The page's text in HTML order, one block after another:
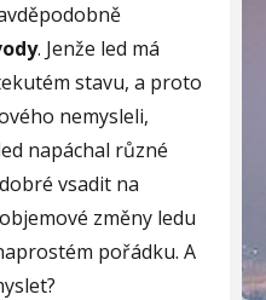
. Jenže led má
stavu, a proto
nemysleli,
napáchal různé
vsadit na
změny ledu
pořádku. A